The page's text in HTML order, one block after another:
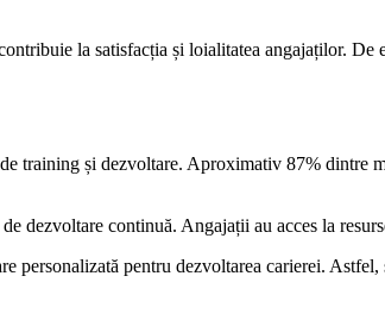
la satisfacția și loialitatea angajaților.
training și dezvoltare. Aproximativ 87% dintre
dezvoltare continuă. Angajații au acces la
personalizată pentru dezvoltarea carierei.